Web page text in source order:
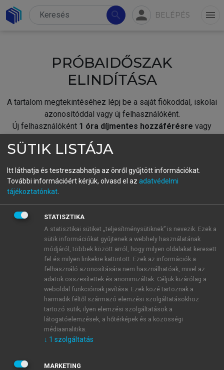
search person BELÉPÉS menu
PRÓBAIDŐSZAK
ELINDÍTÁSA
A tartalom megtekintéséhez lépj be a saját fiókoddal, iskolai
azonosítóddal vagy új felhasználóként.
Új felhasználóként 1 óra díjmentes hozzáférésre vagy
fiókoddal,vagy hozz létre új fiókot.
A regisztráció után apróbaidőszakautomatikusan
BELÉPÉS SAJÁT FIÓKKAL
ÚJ FIÓK LÉTREHOZÁSA
1 óra díjmentes hozzáférés
E-MAIL-CÍM
JELSZÓ
SÜTIK LISTÁJA
Itt láthatja és testreszabhatja az önről gyűjtött információkat.
További információért kérjük, olvasd el az adatvédelmi
tájékoztatónkat
STATISZTIKA
A statisztikai sütiket „teljesítménysütiknek” is nevezik. Ezek a
sütik információkat gyűjtenek a webhely használatának
módjáról, többek között arról, hogy milyen oldalakat keresett
fel és milyen linkekre kattintott. Ezek az információk a
felhasználó azonosítására nem használhatóak, mivel az
adatok összesítettek és anonimizáltak. Céljuk kizárólag a
weboldal funkcióinak javítása. Ezek közé tartoznak a
harmadik féltől származó elemzési szolgáltatásokhoz
tartozó sütik; ilyen elemzési szolgáltatások a
látogatóelemzések, a hőtérképek és a közösségi
médiaanalitika.
↓ 1 szolgáltatás
MARKETING